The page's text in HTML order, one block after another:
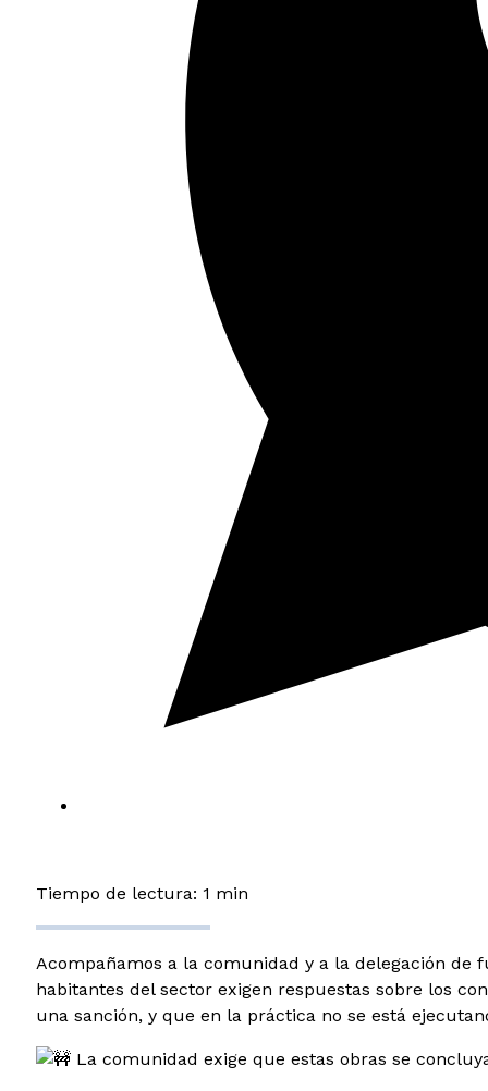
Tiempo de lectura: 1 min
Acompañamos a la comunidad y a la delegación de
habitantes del sector exigen respuestas sobre los
una sanción, y que en la práctica no se está
La comunidad exige que estas obras se